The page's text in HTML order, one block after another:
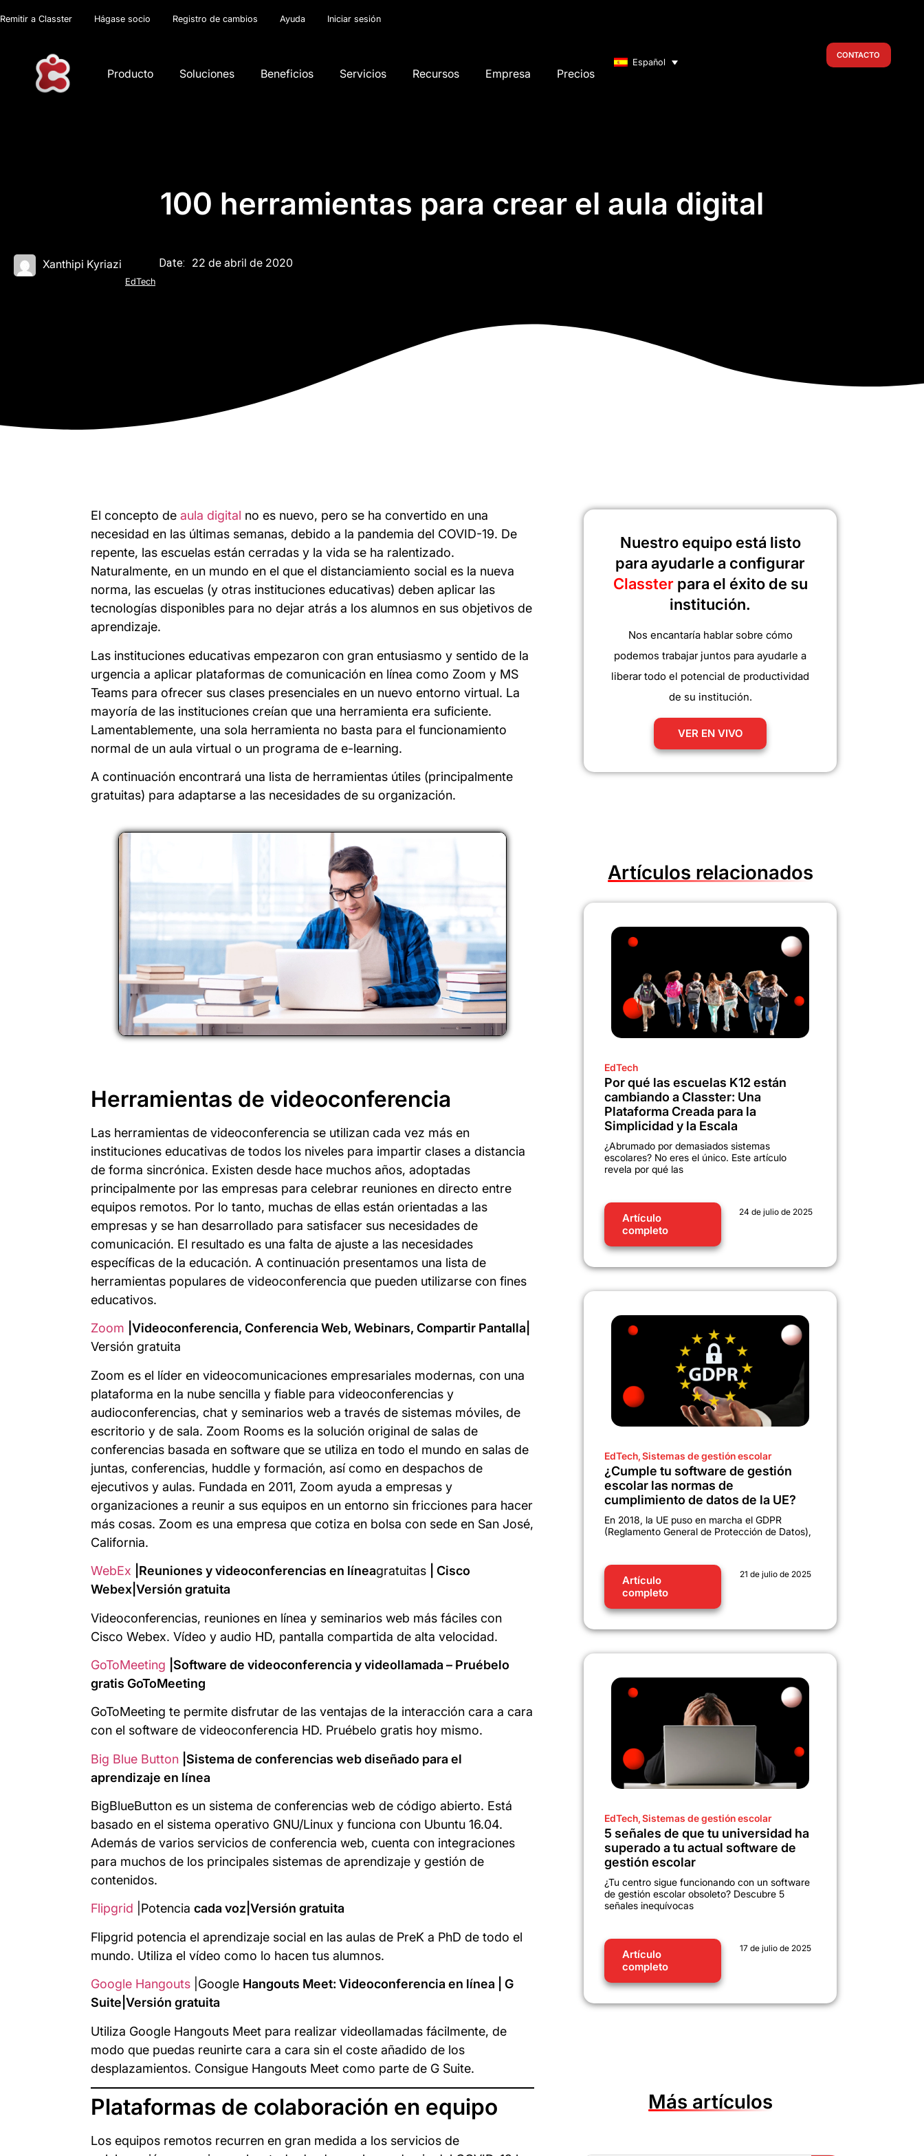
Remitir a Classter Hágase socio Registro de cambios Ayuda Iniciar sesión
Producto Soluciones Beneficios Servicios Recursos Empresa Precios
Español
CONTACTO
100 herramientas para crear el aula digital
Xanthipi Kyriazi
EdTech
Date: 22 de abril de 2020
El concepto de aula digital no es nuevo, pero se ha convertido en una
necesidad en las últimas semanas, debido a la pandemia del COVID-19. De
repente, las escuelas están cerradas y la vida se ha ralentizado.
Naturalmente, en un mundo en el que el distanciamiento social es la nueva
norma, las escuelas (y otras instituciones educativas) deben aplicar las
tecnologías disponibles para no dejar atrás a los alumnos en sus objetivos de
aprendizaje.
Las instituciones educativas empezaron con gran entusiasmo y sentido de la
urgencia a aplicar plataformas de comunicación en línea como Zoom y MS
Teams para ofrecer sus clases presenciales en un nuevo entorno virtual. La
mayoría de las instituciones creían que una herramienta era suficiente.
Lamentablemente, una sola herramienta no basta para el funcionamiento
normal de un aula virtual o un programa de e-learning.
A continuación encontrará una lista de herramientas útiles (principalmente
gratuitas) para adaptarse a las necesidades de su organización.
Herramientas de videoconferencia
Las herramientas de videoconferencia se utilizan cada vez más en
instituciones educativas de todos los niveles para impartir clases a distancia
de forma sincrónica. Existen desde hace muchos años, adoptadas
principalmente por las empresas para celebrar reuniones en directo entre
equipos remotos. Por lo tanto, muchas de ellas están orientadas a las
empresas y se han desarrollado para satisfacer sus necesidades de
comunicación. El resultado es una falta de ajuste a las necesidades
específicas de la educación. A continuación presentamos una lista de
herramientas populares de videoconferencia que pueden utilizarse con fines
educativos.
Zoom |Videoconferencia, Conferencia Web, Webinars, Compartir Pantalla|
Versión gratuita
Zoom es el líder en videocomunicaciones empresariales modernas, con una
plataforma en la nube sencilla y fiable para videoconferencias y
audioconferencias, chat y seminarios web a través de sistemas móviles, de
escritorio y de sala. Zoom Rooms es la solución original de salas de
conferencias basada en software que se utiliza en todo el mundo en salas de
juntas, conferencias, huddle y formación, así como en despachos de
ejecutivos y aulas. Fundada en 2011, Zoom ayuda a empresas y
organizaciones a reunir a sus equipos en un entorno sin fricciones para hacer
más cosas. Zoom es una empresa que cotiza en bolsa con sede en San José,
California.
WebEx
|Reuniones y videoconferencias en líneagratuitas
| Cisco
Webex|Versión gratuita
Videoconferencias, reuniones en línea y seminarios web más fáciles con
Cisco Webex. Vídeo y audio HD, pantalla compartida de alta velocidad.
GoToMeeting |Software de videoconferencia y videollamada – Pruébelo
gratis GoToMeeting
GoToMeeting te permite disfrutar de las ventajas de la interacción cara a cara
con el software de videoconferencia HD. Pruébelo gratis hoy mismo.
Big Blue Button |Sistema de conferencias web diseñado para el
aprendizaje en línea
BigBlueButton es un sistema de conferencias web de código abierto. Está
basado en el sistema operativo GNU/Linux y funciona con Ubuntu 16.04.
Además de varios servicios de conferencia web, cuenta con integraciones
para muchos de los principales sistemas de aprendizaje y gestión de
contenidos.
Flipgrid |Potencia cada voz|Versión gratuita
Flipgrid potencia el aprendizaje social en las aulas de PreK a PhD de todo el
mundo. Utiliza el vídeo como lo hacen tus alumnos.
Google Hangouts |Google Hangouts Meet: Videoconferencia en línea | G
Suite|Versión gratuita
Utiliza Google Hangouts Meet para realizar videollamadas fácilmente, de
modo que puedas reunirte cara a cara sin el coste añadido de los
desplazamientos. Consigue Hangouts Meet como parte de G Suite.
Plataformas de colaboración en equipo
Los equipos remotos recurren en gran medida a los servicios de
Nuestro equipo está listo
para ayudarle a configurar
Classter para el éxito de su
institución.
Nos encantaría hablar sobre cómo
podemos trabajar juntos para ayudarle a
liberar todo el potencial de productividad
de su institución.
VER EN VIVO
Artículos relacionados
EdTech
Por qué las escuelas K12 están
cambiando a Classter: Una
Plataforma Creada para la
Simplicidad y la Escala
¿Abrumado por demasiados sistemas
escolares? No eres el único. Este artículo
revela por qué las
Artículo
completo
24 de julio de 2025
EdTech,Sistemas de gestión escolar
¿Cumple tu software de gestión
escolar las normas de
cumplimiento de datos de la UE?
En 2018, la UE puso en marcha el GDPR
(Reglamento General de Protección de Datos),
Artículo
completo
21 de julio de 2025
EdTech,Sistemas de gestión escolar
5 señales de que tu universidad ha
superado a tu actual software de
gestión escolar
¿Tu centro sigue funcionando con un software
de gestión escolar obsoleto? Descubre 5
señales inequívocas
Artículo
completo
17 de julio de 2025
Más artículos